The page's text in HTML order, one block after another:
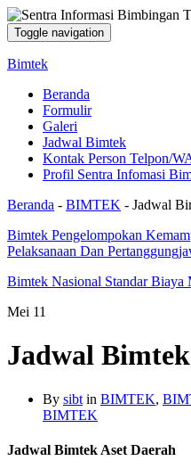
Toggle navigation
Bimtek
Beranda
Formulir
Galeri
Jadwal Bimtek
Kontak Person Telpon/
Profil Sentra Infomasi
Beranda - BIMTEK - Jadwal
Bimtek Pengelompokan
Pelaksanaan Dan
Bimtek Nasional Standar Biaya
Mei 11
Jadwal
By sibt in BIMTEK,
BIMTEK
Jadwal Bimtek Aset Daerah